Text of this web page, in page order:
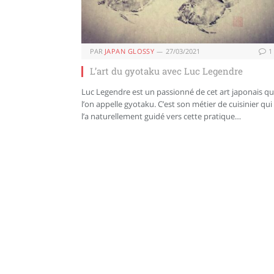
PAR JAPAN GLOSSY 27/03/2021 1
L’art du gyotaku avec Luc Legendre
Luc Legendre est un passionné de cet art japonais
l’on appelle gyotaku. C’est son métier de cuisinier qui
l’a naturellement guidé vers cette pratique…